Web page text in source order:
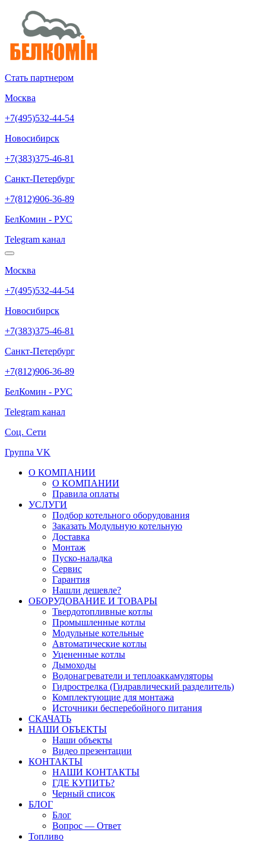
Стать партнером
Москва
+7(495)532-44-54
Новосибирск
+7(383)375-46-81
Санкт-Петербург
+7(812)906-36-89
БелКомин - РУС
Telegram канал
Москва
+7(495)532-44-54
Новосибирск
+7(383)375-46-81
Санкт-Петербург
+7(812)906-36-89
БелКомин - РУС
Telegram канал
Соц. Сети
Группа VK
О КОМПАНИИ
О КОМПАНИИ
Правила оплаты
УСЛУГИ
Подбор котельного оборудования
Заказать Модульную котельную
Доставка
Монтаж
Пуско-наладка
Сервис
Гарантия
Нашли дешевле?
ОБОРУДОВАНИЕ И ТОВАРЫ
Твердотопливные котлы
Промышленные котлы
Модульные котельные
Автоматические котлы
Уцененные котлы
Дымоходы
Водонагреватели и теплоаккамуляторы
Гидрострелка (Гидравлический разделитель)
Комплектующие для монтажа
Источники бесперебойного питания
СКАЧАТЬ
НАШИ ОБЪЕКТЫ
Наши объекты
Видео презентации
КОНТАКТЫ
НАШИ КОНТАКТЫ
ГДЕ КУПИТЬ?
Черный список
БЛОГ
Блог
Вопрос — Ответ
Топливо